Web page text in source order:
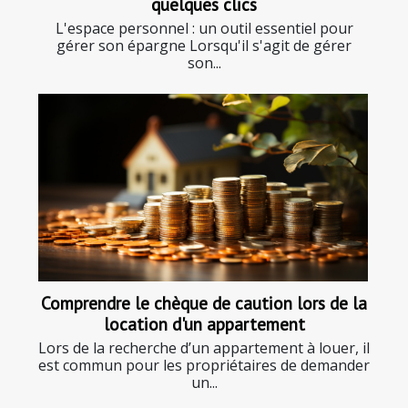
L'espace personnel : un outil essentiel pour
gérer son épargne Lorsqu'il s'agit de gérer
son...
Comprendre le chèque de caution lors de la
location d'un appartement
Lors de la recherche d’un appartement à louer, il
est commun pour les propriétaires de demander
un...